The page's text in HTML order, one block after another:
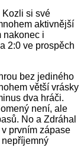
Kozli si své
aktivnější
nakonec i
2:0 ve prospěch
bez jediného
větší vrásky
dva hráči.
není, ale
No a Zdráhal
prvním zápase